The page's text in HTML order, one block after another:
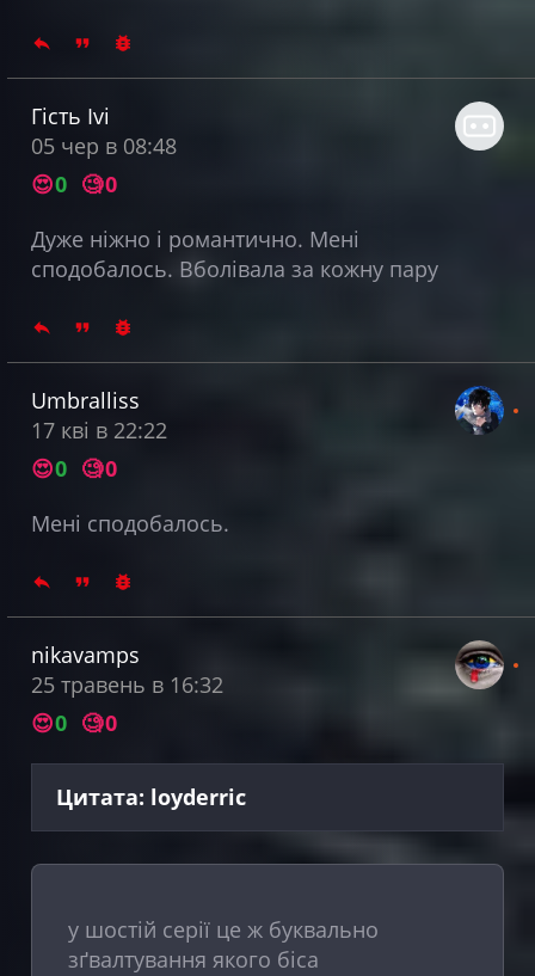
Гість Ivi
05 чер в 08:48
😍0 🧐0
Дуже ніжно і романтично. Мені
сподобалось. Вболівала за кожну пару
Umbralliss
17 кві в 22:22
😍0 🧐0
Мені сподобалось.
nikavamps
25 травень в 16:32
😍0 🧐0
Цитата: loyderric
у шостій серії це ж буквально
зґвалтування якого біса